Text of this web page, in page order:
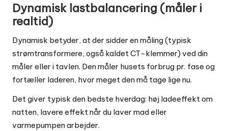
Dynamisk lastbalancering (måler i
realtid)
Dynamisk betyder, at der sidder en måling (typisk
strømtransformere, også kaldet CT-klemmer) ved din
måler eller i tavlen. Den måler husets forbrug pr. fase og
fortæller laderen, hvor meget den må tage lige nu.
Det giver typisk den bedste hverdag: høj ladeeffekt om
natten, lavere effekt når du laver mad eller
varmepumpen arbejder.